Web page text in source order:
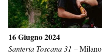
16 Giugno 2024
Santeria Toscana 31 –Milano